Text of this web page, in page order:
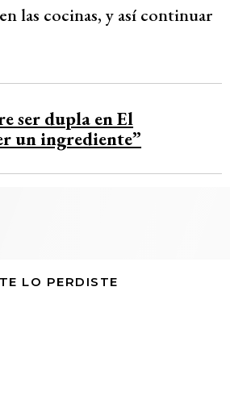
las cocinas, y así continuar
ser dupla en El
un ingrediente”
LO PERDISTE